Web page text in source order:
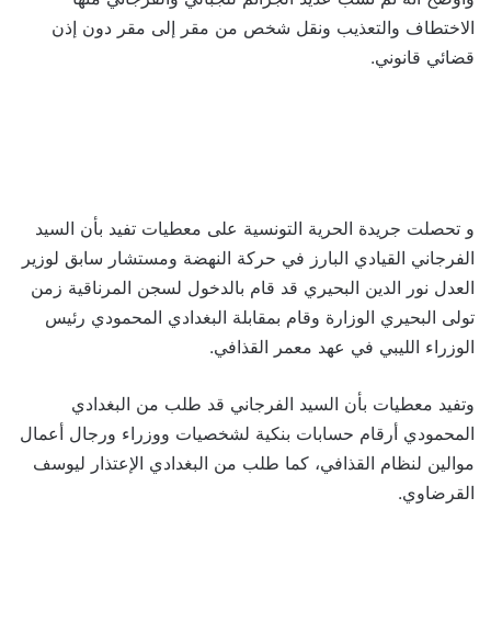
الاختطاف والتعذيب ونقل شخص من مقر إلى مقر دون إذن
قضائي قانوني.
و تحصلت جريدة الحرية التونسية على معطيات تفيد بأن السيد
الفرجاني القيادي البارز في حركة النهضة ومستشار سابق لوزير
العدل نور الدين البحيري قد قام بالدخول لسجن المرناقية زمن
تولى البحيري الوزارة وقام بمقابلة البغدادي المحمودي رئيس
الوزراء الليبي في عهد معمر القذافي.
وتفيد معطيات بأن السيد الفرجاني قد طلب من البغدادي
المحمودي أرقام حسابات بنكية لشخصيات ووزراء ورجال أعمال
موالين لنظام القذافي، كما طلب من البغدادي الإعتذار ليوسف
القرضاوي.